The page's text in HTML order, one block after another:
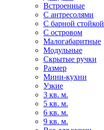
Встроенные
С антресолями
С барной стойкой
С островом
Малогабаритные
Модульные
Скрытые ручки
Размер
Мини-кухни
Узкие
3 кв. м.
5 кв. м.
6 кв. м.
9 кв. м.